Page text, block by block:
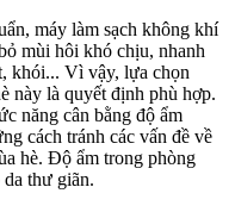
máy làm sạch không khí
mùi hôi khó chịu, nhanh
khói... Vì vậy, lựa chọn
này là quyết định phù hợp.
năng cân bằng độ ẩm
cách tránh các vấn đề về
hè. Độ ẩm trong phòng
thư giãn.